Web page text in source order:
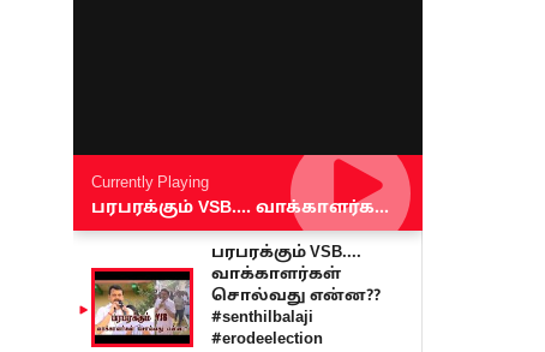
Currently Playing
பரபரக்கும் VSB.... வாக்காளர்கள் சொல்வது என்ன?? #senthilbalaji #erodeelection
பரபரக்கும் VSB....
வாக்காளர்கள்
சொல்வது என்ன??
#senthilbalaji
#erodeelection